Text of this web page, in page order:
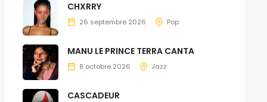
CHXRRY
26 septembre 2026 Pop
MANU LE PRINCE TERRA CANTA
8 octobre 2026 Jazz
CASCADEUR